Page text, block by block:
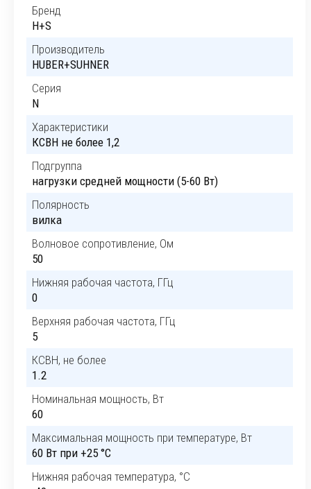
Бренд
H+S
Производитель
HUBER+SUHNER
Серия
N
Характеристики
КСВН не более 1,2
Подгруппа
нагрузки средней мощности (5-60 Вт)
Полярность
вилка
Волновое сопротивление, Ом
50
Нижняя рабочая частота, ГГц
0
Верхняя рабочая частота, ГГц
5
КСВН, не более
1.2
Номинальная мощность, Вт
60
Максимальная мощность при температуре, Вт
60 Вт при +25 °C
Нижняя рабочая температура, °C